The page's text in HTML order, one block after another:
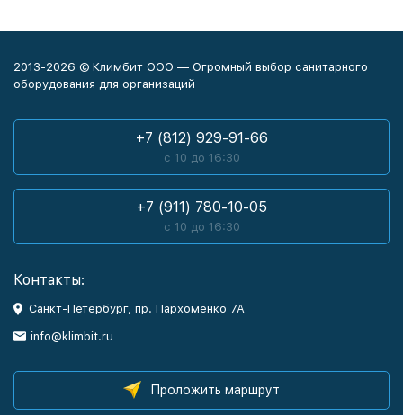
2013-2026 © Климбит ООО — Огромный выбор санитарного
оборудования для организаций
+7 (812) 929-91-66
с 10 до 16:30
+7 (911) 780-10-05
с 10 до 16:30
Контакты:
Санкт-Петербург, пр. Пархоменко 7А
info@klimbit.ru
Проложить маршрут